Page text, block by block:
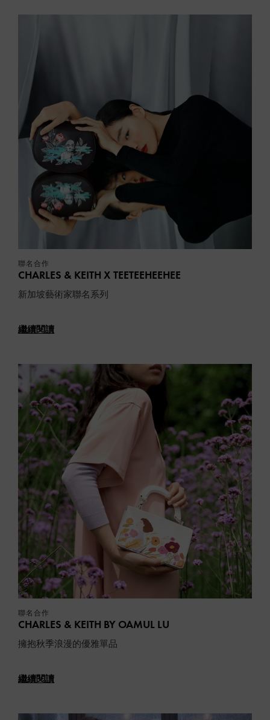
聯名合作
CHARLES & KEITH X TEETEEHEEHEE
新加坡藝術家聯名系列
繼續閱讀
聯名合作
CHARLES & KEITH BY OAMUL LU
擁抱秋季浪漫的優雅單品
繼續閱讀